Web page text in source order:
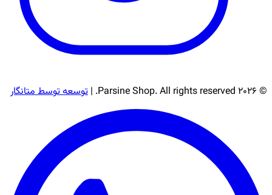
© 2026 Parsine Shop. All rights reserved. | توسعه توسط متانگار